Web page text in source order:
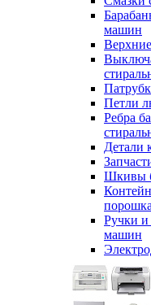
машин
Петли
Ребра
Детали
Шкивы
Ручки и
машин